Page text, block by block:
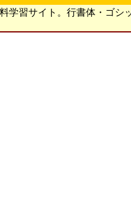
学習サイト。行書体・ゴシ